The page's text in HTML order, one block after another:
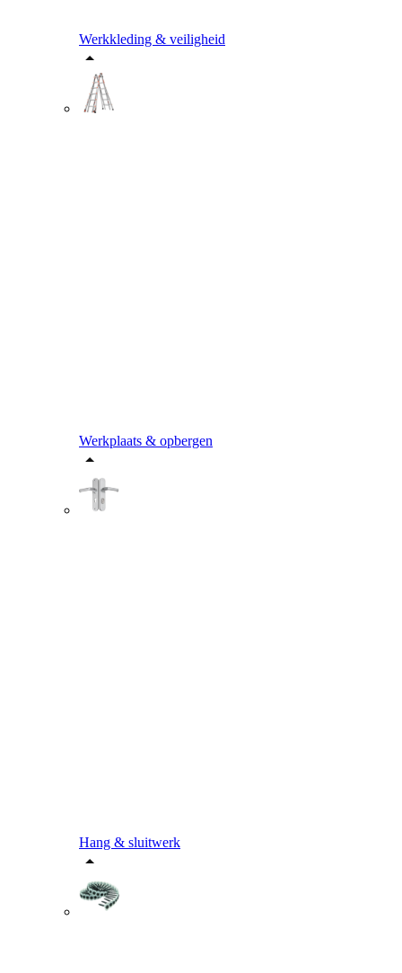
Werkkleding & veiligheid
Werkplaats & opbergen
Hang & sluitwerk